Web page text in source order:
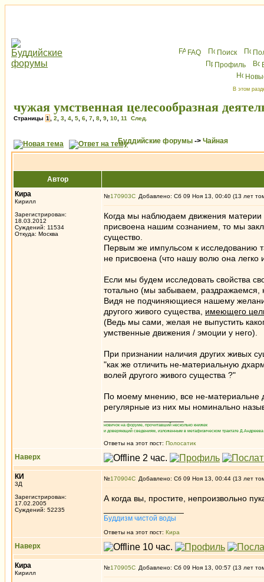
FAQ Поиск
Профиль
В этом
чужая умственная целесообразная
Страницы 1 2 3 4 5 6 7 8 9 10 11 След.
Буддийские форумы -> Чайная
Автор
Кира
Кирилл
Зарегистрирован:
18.03.2012
Суждений: 11534
Откуда: Москва
№170903 Добавлено: Сб 09 Ноя 13, 00:40 (13 лет
Когда мы наблюдаем движения материи
присвоена нашим сознанием, то мы
существо.
Первым же импульсом к исследованию
не присвоена (что нашу волю она легко
Если мы будем исследовать свойства
тотально (мы забываем, раздражаемся,
Видя не подчиняющиеся нашему
другого живого существа, имеющего
(Ведь мы сами, желая не выпустить
умственные движения / эмоции у него).
При признании наличия других живых
"как же отличить не-материальную
волей другого живого существа ?"
По моему мнению, все не-материальне
регулярные из них мы номинально
новичок на форуме, прочитавший несколько книжек
и доверяющий сведениям, изложенным в метафизическом трактате
Ответы на этот пост: Полосатик
Наверх
КИ
3Д
Зарегистрирован:
17.02.2005
Суждений: 52235
№170904 Добавлено: Сб 09 Ноя 13, 00:44 (13 лет
А когда вы, простите, непроизвольно
Буддизм чистой воды
Ответы на этот пост: Кира
Наверх
Кира
Кирилл
№170905 Добавлено: Сб 09 Ноя 13, 00:57 (13 лет